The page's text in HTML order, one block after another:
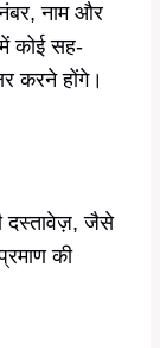
नाम और
कोई सह-
करने होंगे।
दस्तावेज़, जैसे
की